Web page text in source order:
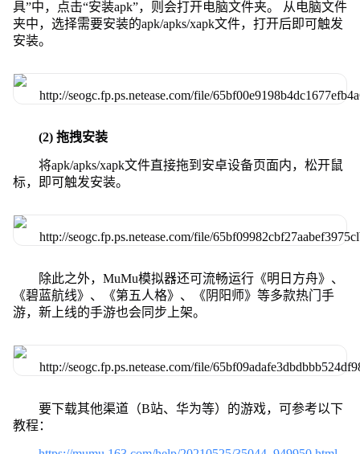
具”中，点击“安装apk”，则会打开电脑文件夹。 从电脑文件
夹中，选择需要安装的apk/apks/xapk文件，打开后即可触发
安装。
(2) 拖拽安装
将apk/apks/xapk文件直接拖到安卓设备页面内，松开鼠
标，即可触发安装。
除此之外，MuMu模拟器还可流畅运行《明日方舟》、
《碧蓝航线》、《第五人格》、《阴阳师》等多款热门手
游，新上线的手游也会同步上架。
要下载其他渠道（B站、华为等）的游戏，可参考以下
教程：